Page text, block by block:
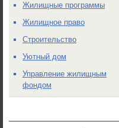
Жилищные программы
Жилищное право
Строительство
Уютный дом
Управление жилищным
фондом